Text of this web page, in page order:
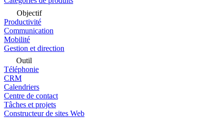
Objectif
Productivité
Communication
Mobilité
Gestion et direction
Outil
Téléphonie
CRM
Calendriers
Centre de contact
Tâches et projets
Constructeur de sites Web